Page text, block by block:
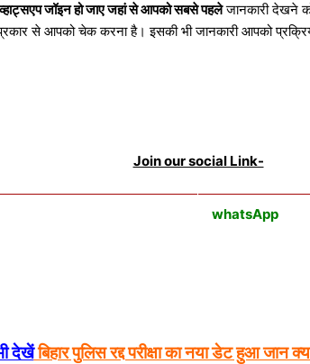
जॉइन हो जाए जहां से आपको सबसे पहलेजानकारी देखने
से आपको चेक करना है। इसकी भी जानकारी आपको
Join our social Link-
whatsApp
देखेंबिहार पुलिस रद्द परीक्षा का नया डेट हुआ जान